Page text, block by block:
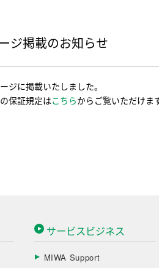
ジ掲載のお知らせ
ジに掲載いたしました。
保証規定はこちらからご覧いただけま
サービスビジネス
MIWA Support